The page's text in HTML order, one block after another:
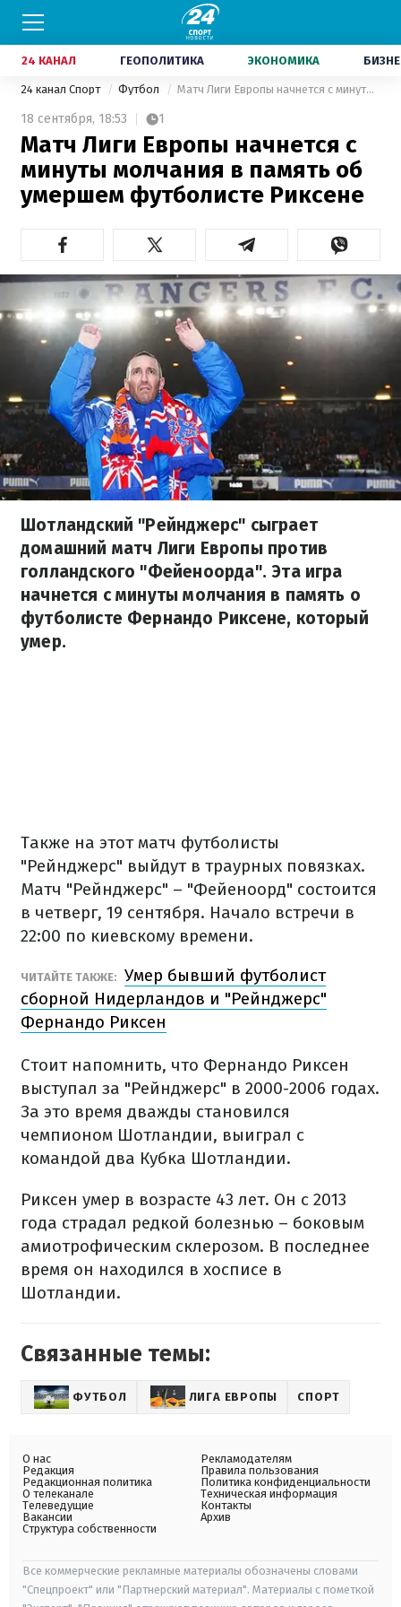
24 КАНАЛ ГЕОПОЛИТИКА ЭКОНОМИКА
24 канал Спорт Футбол Матч Лиги Европы начнется с минуты молчания в память об умершем футболисте Риксене
18 сентября, 18:53 1
Матч Лиги Европы начнется с
минуты молчания в память об
умершем футболисте Риксене
Шотландский "Рейнджерс" сыграет
домашний матч Лиги Европы против
голландского "Фейеноорда". Эта игра
начнется с минуты молчания в память о
футболисте Фернандо Риксене, который
умер.
Также на этот матч футболисты
"Рейнджерс" выйдут в траурных повязках.
Матч "Рейнджерс" – "Фейеноорд" состоится
в четверг, 19 сентября. Начало встречи в
22:00 по киевскому времени.
ЧИТАЙТЕ ТАКЖЕ: Умер бывший футболист
сборной Нидерландов и "Рейнджерс"
Фернандо Риксен
Стоит напомнить, что Фернандо Риксен
выступал за "Рейнджерс" в 2000-2006 годах.
За это время дважды становился
чемпионом Шотландии, выиграл с
командой два Кубка Шотландии.
Риксен умер в возрасте 43 лет. Он с 2013
года страдал редкой болезнью – боковым
амиотрофическим склерозом. В последнее
время он находился в хосписе в
Шотландии.
Связанные темы:
ФУТБОЛ ЛИГА ЕВРОПЫ СПОРТ
О нас
Редакция
Редакционная политика
О телеканале
Телеведущие
Вакансии
Структура собственности
Рекламодателям
Правила пользования
Политика конфиденциальности
Техническая информация
Контакты
Архив
Все коммерческие рекламные материалы обозначены словами
"Спецпроект" или "Партнерский материал". Материалы с пометкой